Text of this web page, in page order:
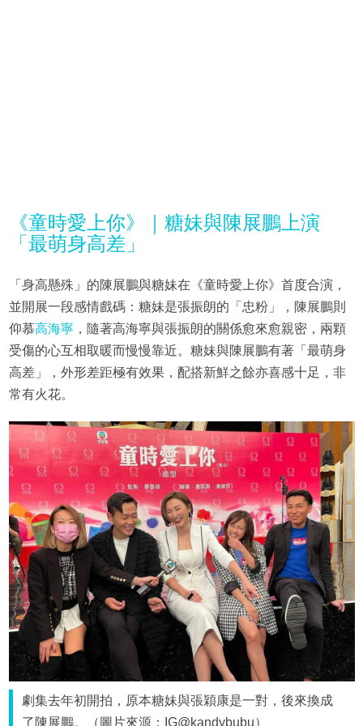
《童時愛上你》｜糖妹與陳展鵬上演
「最萌身高差」
「身高懸殊」的陳展鵬與糖妹在《童時愛上你》首度合演，
並開展一段感情戲碼：糖妹是張振朗的「忠粉」，陳展鵬則
仰慕高海寧，隨著高海寧與張振朗的關係愈來愈親密，兩顆
受傷的心互相取暖而慢慢靠近。糖妹與陳展鵬有著「最萌身
高差」，外形差距極有效果，配搭新鮮之餘亦喜感十足，非
常有火花。
劇集去年初開拍，原本糖妹與張穎康是一對，後來換成
了陳展鵬。（圖片來源：IG@kandybubu）